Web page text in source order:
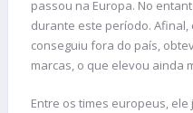
passou na Europa. No
durante este período. Afinal,
conseguiu fora do país,
marcas, o que elevou ainda
Entre os times europeus, ele